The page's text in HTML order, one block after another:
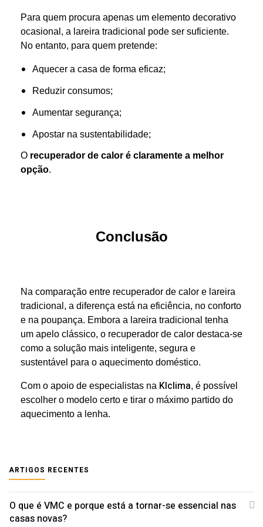
Para quem procura apenas um elemento decorativo
ocasional, a lareira tradicional pode ser suficiente.
No entanto, para quem pretende:
Aquecer a casa de forma eficaz;
Reduzir consumos;
Aumentar segurança;
Apostar na sustentabilidade;
O recuperador de calor é claramente a melhor
opção.
Conclusão
Na comparação entre recuperador de calor e lareira
tradicional, a diferença está na eficiência, no conforto
e na poupança. Embora a lareira tradicional tenha
um apelo clássico, o recuperador de calor destaca-se
como a solução mais inteligente, segura e
sustentável para o aquecimento doméstico.
Com o apoio de especialistas na Klclima, é possível
escolher o modelo certo e tirar o máximo partido do
aquecimento a lenha.
ARTIGOS RECENTES
O que é VMC e porque está a tornar-se essencial nas
casas novas?